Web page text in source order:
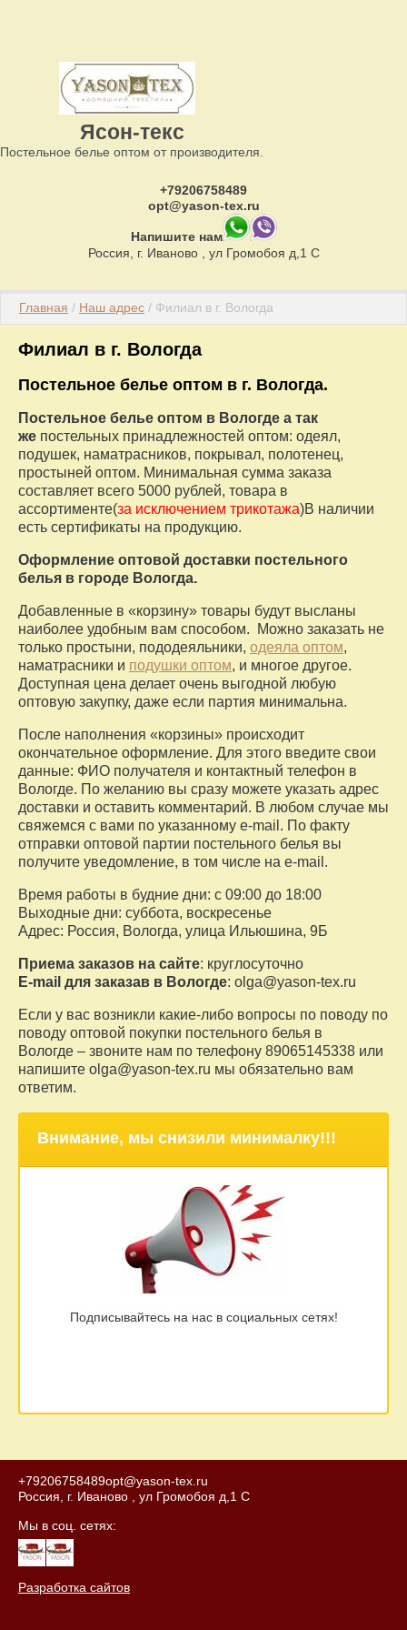
Ясон-текс
Постельное белье оптом от производителя.
+79206758489
opt@yason-tex.ru
Напишите нам
Россия, г. Иваново , ул Громобоя д,1 С
Главная / Наш адрес / Филиал в г. Вологда
Филиал в г. Вологда
Постельное белье оптом в г. Вологда.
Постельное белье оптом в Вологде а так
же постельных принадлежностей оптом: одеял,
подушек, наматрасников, покрывал, полотенец,
простыней оптом. Минимальная сумма заказа
составляет всего 5000 рублей, товара в
ассортименте(за исключением трикотажа)В наличии
есть сертификаты на продукцию.
Оформление оптовой доставки постельного
белья в городе Вологда.
Добавленные в «корзину» товары будут высланы
наиболее удобным вам способом. Можно заказать не
только простыни, пододеяльники, одеяла оптом,
наматрасники и подушки оптом, и многое другое.
Доступная цена делает очень выгодной любую
оптовую закупку, даже если партия минимальна.
После наполнения «корзины» происходит
окончательное оформление. Для этого введите свои
данные: ФИО получателя и контактный телефон в
Вологде. По желанию вы сразу можете указать адрес
доставки и оставить комментарий. В любом случае мы
свяжемся с вами по указанному e-mail. По факту
отправки оптовой партии постельного белья вы
получите уведомление, в том числе на e-mail.
Время работы в будние дни: с 09:00 до 18:00
Выходные дни: суббота, воскресенье
Адрес: Россия, Вологда, улица Ильюшина, 9Б
Приема заказов на сайте: круглосуточно
E-mail для заказав в Вологде: olga@yason-tex.ru
Если у вас возникли какие-либо вопросы по поводу по
поводу оптовой покупки постельного белья в
Вологде – звоните нам по телефону 89065145338 или
напишите olga@yason-tex.ru мы обязательно вам
ответим.
Внимание, мы снизили минималку!!!
Подписывайтесь на нас в социальных сетях!
+79206758489opt@yason-tex.ru
Россия, г. Иваново , ул Громобоя д,1 С
Мы в соц. сетях:
Разработка сайтов